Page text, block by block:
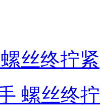
丝终拧紧
螺丝终